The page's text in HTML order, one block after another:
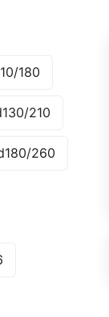
180
210
260